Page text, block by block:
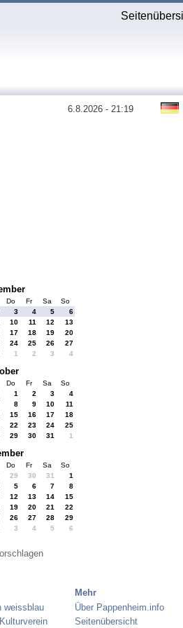
6.8.2026 - 21:19
Do Fr Sa
So
3 4 5
6
10 11 12
13
17 18 19
20
24 25 26
27
1 2 3 4
Do Fr Sa
So
1 2 3
4
8 9 10
11
15 16 17
18
22 23 24
25
29 30 31 1
Do Fr Sa
So
29 30 31
1
5 6 7
8
12 13 14
15
19 20 21
22
26 27 28
29
3 4 5 6
weissblau
Mehr
Über Pappenheim.info
Seitenübersicht